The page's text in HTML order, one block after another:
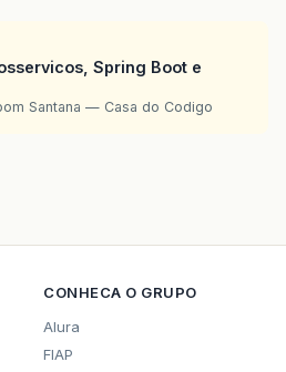
Spring Boot e
Santana — Casa do Codigo
CONHECA O GRUPO
Alura
FIAP